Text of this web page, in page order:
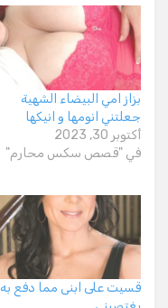
بزاز امي البيضاء الشهية
جعلتني انومها و انيكها
أكتوبر 30, 2023
في "قصص سكس محارم"
قسيت على ابنى مما دفع به